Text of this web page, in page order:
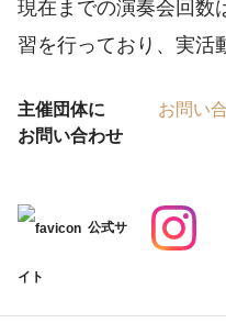
現在までの演奏会回数
習を行っており、実活
主催団体に
お問い合わせ
お問い
公式サ
イト